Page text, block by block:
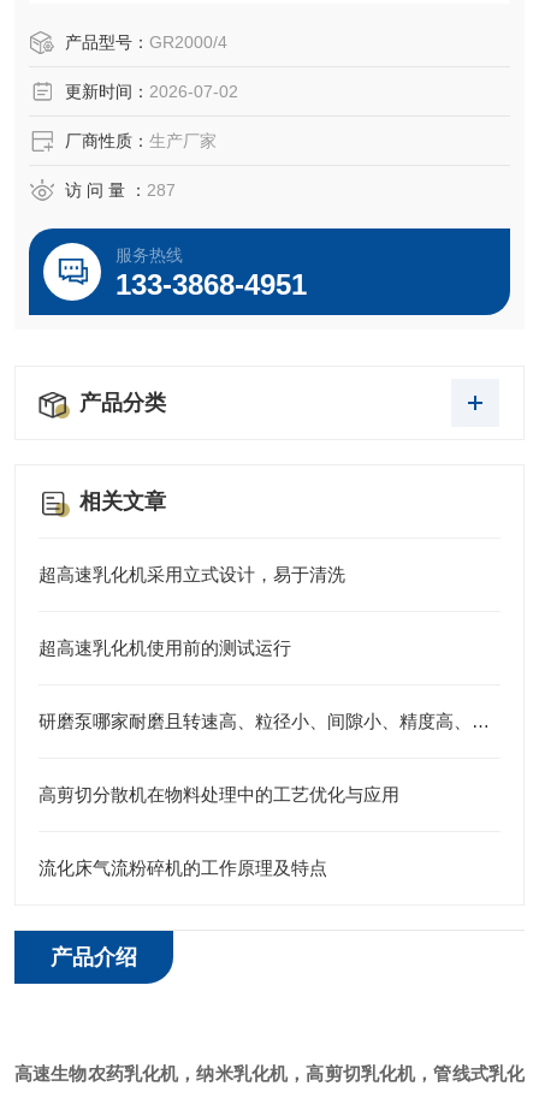
组分混合均匀。而SGN利用定转子技术，能保证连续均一的
介质研磨机的方式来达到特定的粒径分布，消耗了大量的时
产品型号： GR2000/4
更新时间： 2026-07-02
厂商性质： 生产厂家
访 问 量 ： 287
服务热线
133-3868-4951
产品分类
相关文章
超高速乳化机采用立式设计，易于清洗
超高速乳化机使用前的测试运行
研磨泵哪家耐磨且转速高、粒径小、间隙小、精度高、线速度高、剪切力强：江苏思峻为行业解题(附FAQ常见问题解答)
高剪切分散机在物料处理中的工艺优化与应用
流化床气流粉碎机的工作原理及特点
产品介绍
高速生物农药乳化机，纳米乳化机，高剪切乳化机，管线式乳化